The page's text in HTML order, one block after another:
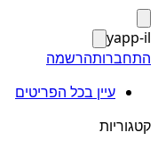
yapp-il
התחברותהרשמה
עיין בכל הפריטים
קטגוריות